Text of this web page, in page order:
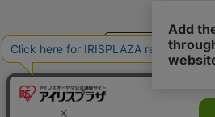
コーポレートサイ
Copyright © 2001 IRISPLAZA.